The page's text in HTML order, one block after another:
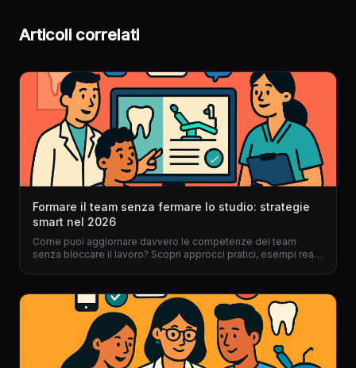
Articoli correlati
Formare il team senza fermare lo studio: strategie
smart nel 2026
Come puoi aggiornare davvero le competenze del team
senza bloccare il lavoro? Scopri approcci pratici, esempi reali